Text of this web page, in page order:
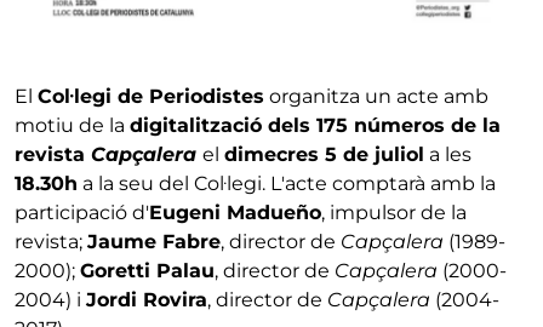
El Col·legi de Periodistes organitza un acte amb
motiu de la digitalització dels 175 números de la
revista Capçalera el dimecres 5 de juliol a les
18.30h a la seu del Col·legi. L'acte comptarà amb la
participació d'Eugeni Madueño, impulsor de la
revista; Jaume Fabre, director de Capçalera (1989-
2000); Goretti Palau, director de Capçalera (2000-
2004) i Jordi Rovira, director de Capçalera (2004-